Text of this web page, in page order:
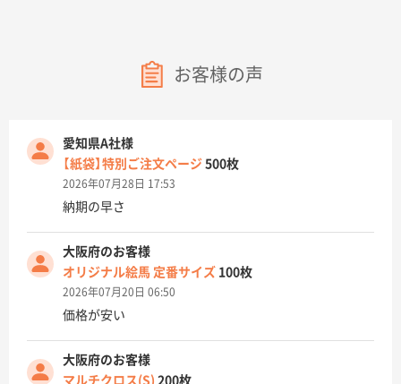
お客様の声
愛知県A社様
【紙袋】特別ご注文ページ 500枚
2026年07月28日 17:53
納期の早さ
大阪府のお客様
オリジナル絵馬 定番サイズ 100枚
2026年07月20日 06:50
価格が安い
大阪府のお客様
マルチクロス(S) 200枚